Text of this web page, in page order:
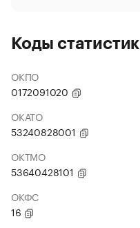
Коды
ОКПО
0172091020
ОКАТО
53240828001
ОКТМО
53640428101
ОКФС
16